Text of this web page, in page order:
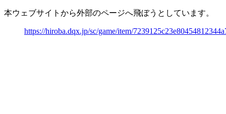
本ウェブサイトから外部のページへ飛ぼうとしています。
https://hiroba.dqx.jp/sc/game/item/